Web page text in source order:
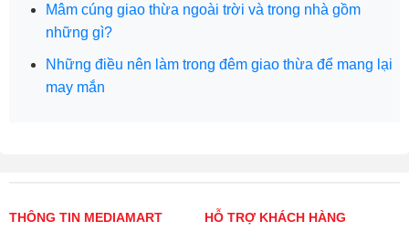
Mâm cúng giao thừa ngoài trời và trong nhà gồm
những gì?
Những điều nên làm trong đêm giao thừa để mang lại
may mắn
THÔNG TIN MEDIAMART HỖ TRỢ KHÁCH HÀNG